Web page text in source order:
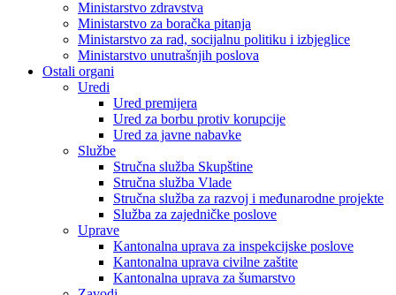
Ministarstvo zdravstva
Ministarstvo za boračka pitanja
Ministarstvo za rad, socijalnu politiku i izbjeglice
Ministarstvo unutrašnjih poslova
Ostali organi
Uredi
Ured premijera
Ured za borbu protiv korupcije
Ured za javne nabavke
Službe
Stručna služba Skupštine
Stručna služba Vlade
Stručna služba za razvoj i međunarodne projekte
Služba za zajedničke poslove
Uprave
Kantonalna uprava za inspekcijske poslove
Kantonalna uprava civilne zaštite
Kantonalna uprava za šumarstvo